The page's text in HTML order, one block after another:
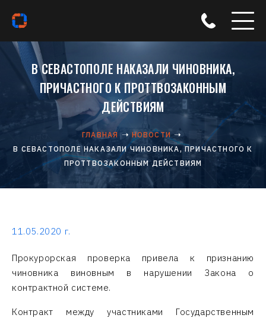
В СЕВАСТОПОЛЕ НАКАЗАЛИ ЧИНОВНИКА,
ПРИЧАСТНОГО К ПРОТТВОЗАКОННЫМ
ДЕЙСТВИЯМ
ГЛАВНАЯ
НОВОСТИ
В СЕВАСТОПОЛЕ НАКАЗАЛИ ЧИНОВНИКА, ПРИЧАСТНОГО К
ПРОТТВОЗАКОННЫМ ДЕЙСТВИЯМ
11.05.2020 г.
Прокурорская проверка привела к признанию
чиновника виновным в нарушении Закона о
контрактной системе.
Контракт между участниками Государственным